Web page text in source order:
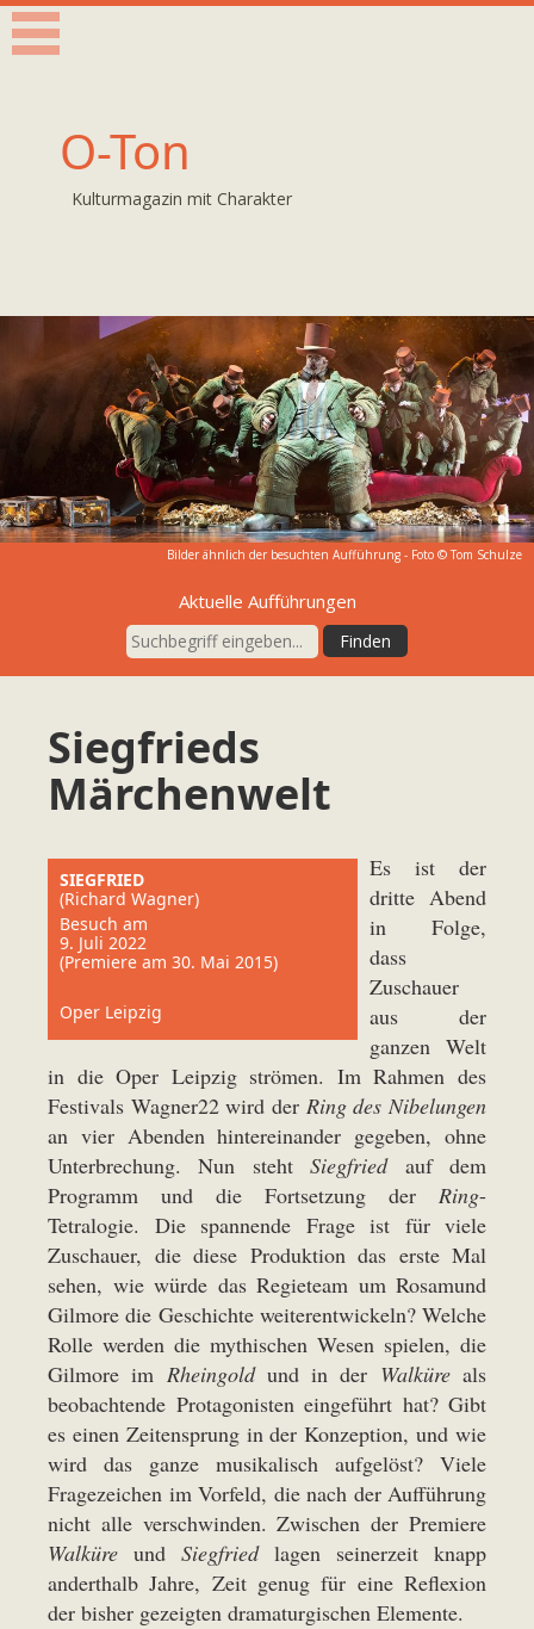
O-Ton
Kulturmagazin mit Charakter
Bilder ähnlich der besuchten Aufführung - Foto © Tom Schulze
Aktuelle Aufführungen
Siegfrieds
Märchenwelt
SIEGFRIED
(Richard Wagner)
Besuch am
9. Juli 2022
(Premiere am 30. Mai 2015)
Oper Leipzig
Es ist der
dritte Abend
in Folge,
dass
Zuschauer
aus der
ganzen Welt
in die Oper Leipzig strömen. Im Rahmen des
Festivals Wagner22 wird der Ring des Nibelungen
an vier Abenden hintereinander gegeben, ohne
Unterbrechung. Nun stehtSiegfriedauf dem
Programm und die Fortsetzung der Ring-
Tetralogie. Die spannende Frage ist für viele
Zuschauer, die diese Produktion das erste Mal
sehen, wie würde das Regieteam um Rosamund
Gilmore die Geschichte weiterentwickeln? Welche
Rolle werden die mythischen Wesen spielen, die
Gilmore im Rheingoldund in der Walküreals
beobachtende Protagonisten eingeführt hat? Gibt
es einen Zeitensprung in der Konzeption, und wie
wird das ganze musikalisch aufgelöst? Viele
Fragezeichen im Vorfeld, die nach der Aufführung
nicht alle verschwinden. Zwischen der Premiere
Walküre und Siegfriedlagen seinerzeit knapp
anderthalb Jahre, Zeit genug für eine Reflexion
der bisher gezeigten dramaturgischen Elemente.